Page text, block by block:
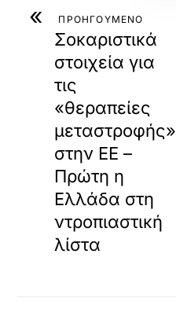
« ΠΡΟΗΓΟΥΜΕΝΟ
Σοκαριστικά
στοιχεία για
τις
«θεραπείες
μεταστροφής»
στην ΕΕ –
Πρώτη η
Ελλάδα στη
ντροπιαστική
λίστα